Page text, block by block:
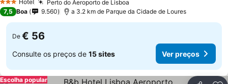
3 EstrelasHotel Perto do Aeroporto de Lisboa
7,5 Boa 9.560 a 3.2 km de Parque da Cidade de Loures
De € 56
Consulte os preços de 15 sites Ver preços
Escolha popular